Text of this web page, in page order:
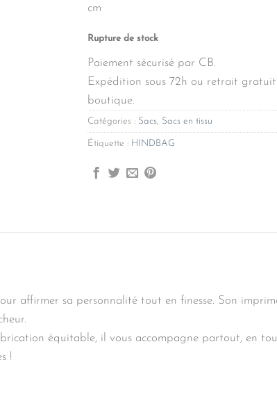
cm
Rupture de stock
Paiement sécurisé par CB.
Expédition sous 72h ou retrait
boutique.
Catégories : Sacs, Sacs en tissu
Étiquette : HINDBAG
affirmer sa personnalité tout en finesse. Son
équitable, il vous accompagne partout, en
!